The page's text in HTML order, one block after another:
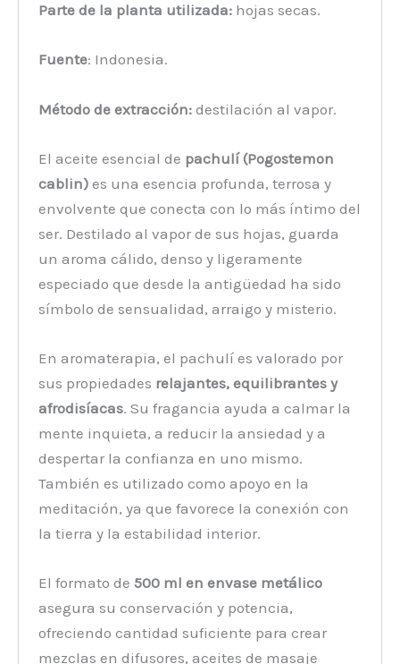
Parte de la planta utilizada: hojas secas.
Fuente: Indonesia.
Método de extracción:destilación al vapor.
El aceite esencial de pachulí (Pogostemon
cablin) es una esencia profunda, terrosa y
envolvente que conecta con lo más íntimo del
ser. Destilado al vapor de sus hojas, guarda
un aroma cálido, denso y ligeramente
especiado que desde la antigüedad ha sido
símbolo de sensualidad, arraigo y misterio.
En aromaterapia, el pachulí es valorado por
sus propiedades relajantes, equilibrantes y
afrodisíacas. Su fragancia ayuda a calmar la
mente inquieta, a reducir la ansiedad y a
despertar la confianza en uno mismo.
También es utilizado como apoyo en la
meditación, ya que favorece la conexión con
la tierra y la estabilidad interior.
El formato de500 ml en envase metálico
asegura su conservación y potencia,
ofreciendo cantidad suficiente para crear
mezclas en difusores, aceites de masaje